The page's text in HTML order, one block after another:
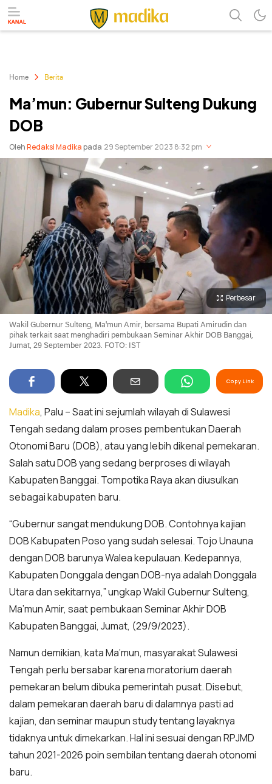
Home Berita
Ma’mun: Gubernur Sulteng Dukung
DOB
OlehRedaksi Madikapada 29 September 2023 8:32 pm
Perbesar
Wakil Gubernur Sulteng, Ma'mun Amir, bersama Bupati Amirudin dan
pihak terkait saat menghadiri pembukaan Seminar Akhir DOB Banggai,
Jumat, 29 September 2023. FOTO: IST
Copy Link
Madika, Palu – Saat ini sejumlah wilayah di Sulawesi
Tengah sedang dalam proses pembentukan Daerah
Otonomi Baru (DOB), atau yang lebih dikenal pemekaran.
Salah satu DOB yang sedang berproses di wilayah
Kabupaten Banggai. Tompotika Raya akan diusulkan
sebagai kabupaten baru.
“Gubernur sangat mendukung DOB. Contohnya kajian
DOB Kabupaten Poso yang sudah selesai. Tojo Unauna
dengan DOB barunya Walea kepulauan. Kedepannya,
Kabupaten Donggala dengan DOB-nya adalah Donggala
Utara dan sekitarnya,” ungkap Wakil Gubernur Sulteng,
Ma’mun Amir, saat pembukaan Seminar Akhir DOB
Kabupaten Banggai, Jumat, (29/9/2023).
Namun demikian, kata Ma’mun, masyarakat Sulawesi
Tengah perlu bersabar karena moratorium daerah
pemekaran belum dibuka pemerintah pusat. Disebut,
dalam pemekaran daerah baru di dalamnya pasti ad
kajian, dan seminar maupun study tentang layaknya
tidaknya untuk dimekarkan. Hal ini sesuai dengan RPJMD
tahun 2021-2026 poin sembilan tentang daerah otonomi
baru.